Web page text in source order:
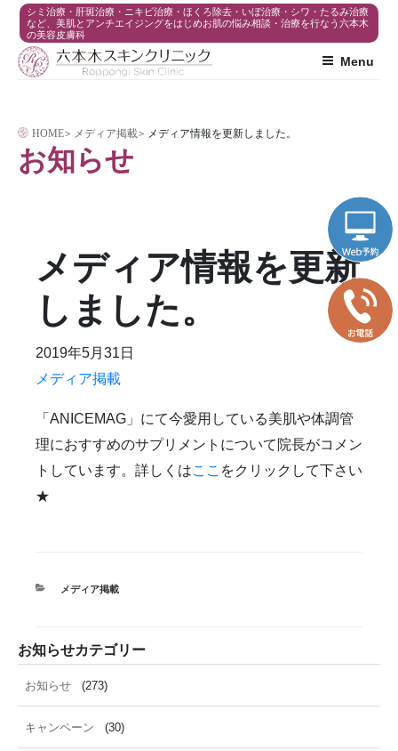
シミ治療・肝斑治療・ニキビ治療・ほくろ除去・いぼ治療・シワ・たるみ治療
など、美肌とアンチエイジングをはじめお肌の悩み相談・治療を行なう六本木
の美容皮膚科
Menu
HOME> メディア掲載> メディア情報を更新しました。
お知らせ
メディア情報を更新
しました。
2019年5月31日
メディア掲載
「ANICEMAG」にて今愛用している美肌や体調管
理におすすめのサプリメントについて院長がコメン
トしています。詳しくはここ をクリックして下さい
★
カ
ー
メディア掲載
お知らせカテゴリー
お知らせ (273)
キャンペーン (30)